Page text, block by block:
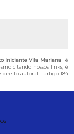
Iniciante Vila Mariana" é
citando nossos links, é
direito autoral – artigo 184